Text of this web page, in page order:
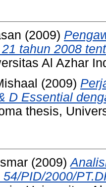
(2009)
tahun 2008
Al Azhar
(2009)
D Essential
thesis,
(2009)
PID/2000/